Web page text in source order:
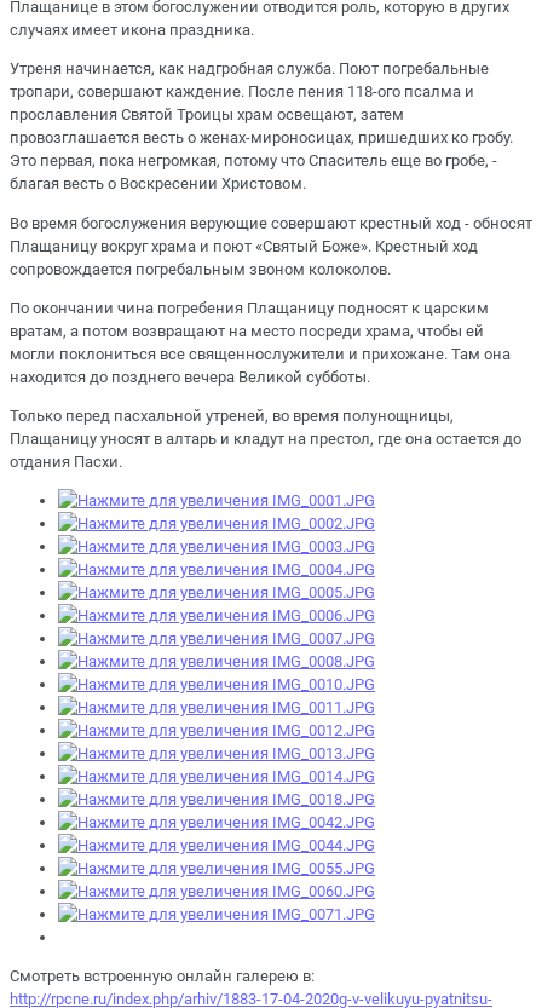
Плащанице в этом богослужении отводится роль, которую в других
случаях имеет икона праздника.
Утреня начинается, как надгробная служба. Поют погребальные
тропари, совершают каждение. После пения 118-ого псалма и
прославления Святой Троицы храм освещают, затем
провозглашается весть о женах-мироносицах, пришедших ко гробу.
Это первая, пока негромкая, потому что Спаситель еще во гробе, -
благая весть о Воскресении Христовом.
Во время богослужения верующие совершают крестный ход - обносят
Плащаницу вокруг храма и поют «Святый Боже». Крестный ход
сопровождается погребальным звоном колоколов.
По окончании чина погребения Плащаницу подносят к царским
вратам, а потом возвращают на место посреди храма, чтобы ей
могли поклониться все священнослужители и прихожане. Там она
находится до позднего вечера Великой субботы.
Только перед пасхальной утреней, во время полунощницы,
Плащаницу уносят в алтарь и кладут на престол, где она остается до
отдания Пасхи.
Смотреть встроенную онлайн галерею в:
http://rpcne.ru/index.php/arhiv/1883-17-04-2020g-v-velikuyu-pyatnitsu-